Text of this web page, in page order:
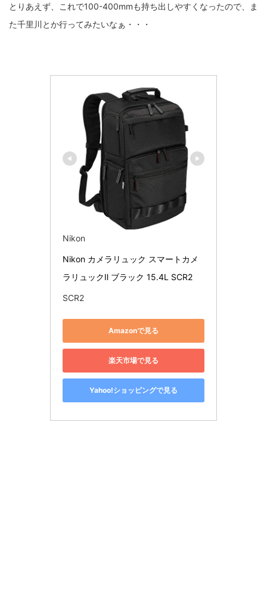
とりあえず、これで100-400mmも持ち出しやすくなったので、ま
た千里川とか行ってみたいなぁ・・・
Nikon
Nikon カメラリュック スマートカメ
ラリュックⅡ ブラック 15.4L SCR2
SCR2
Amazonで見る
楽天市場で見る
Yahoo!ショッピングで見る